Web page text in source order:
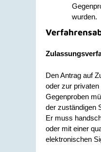
wurden.
Den Antrag auf
oder zur
Gegenproben
der zuständigen
Er muss
oder mit einer
elektronischen